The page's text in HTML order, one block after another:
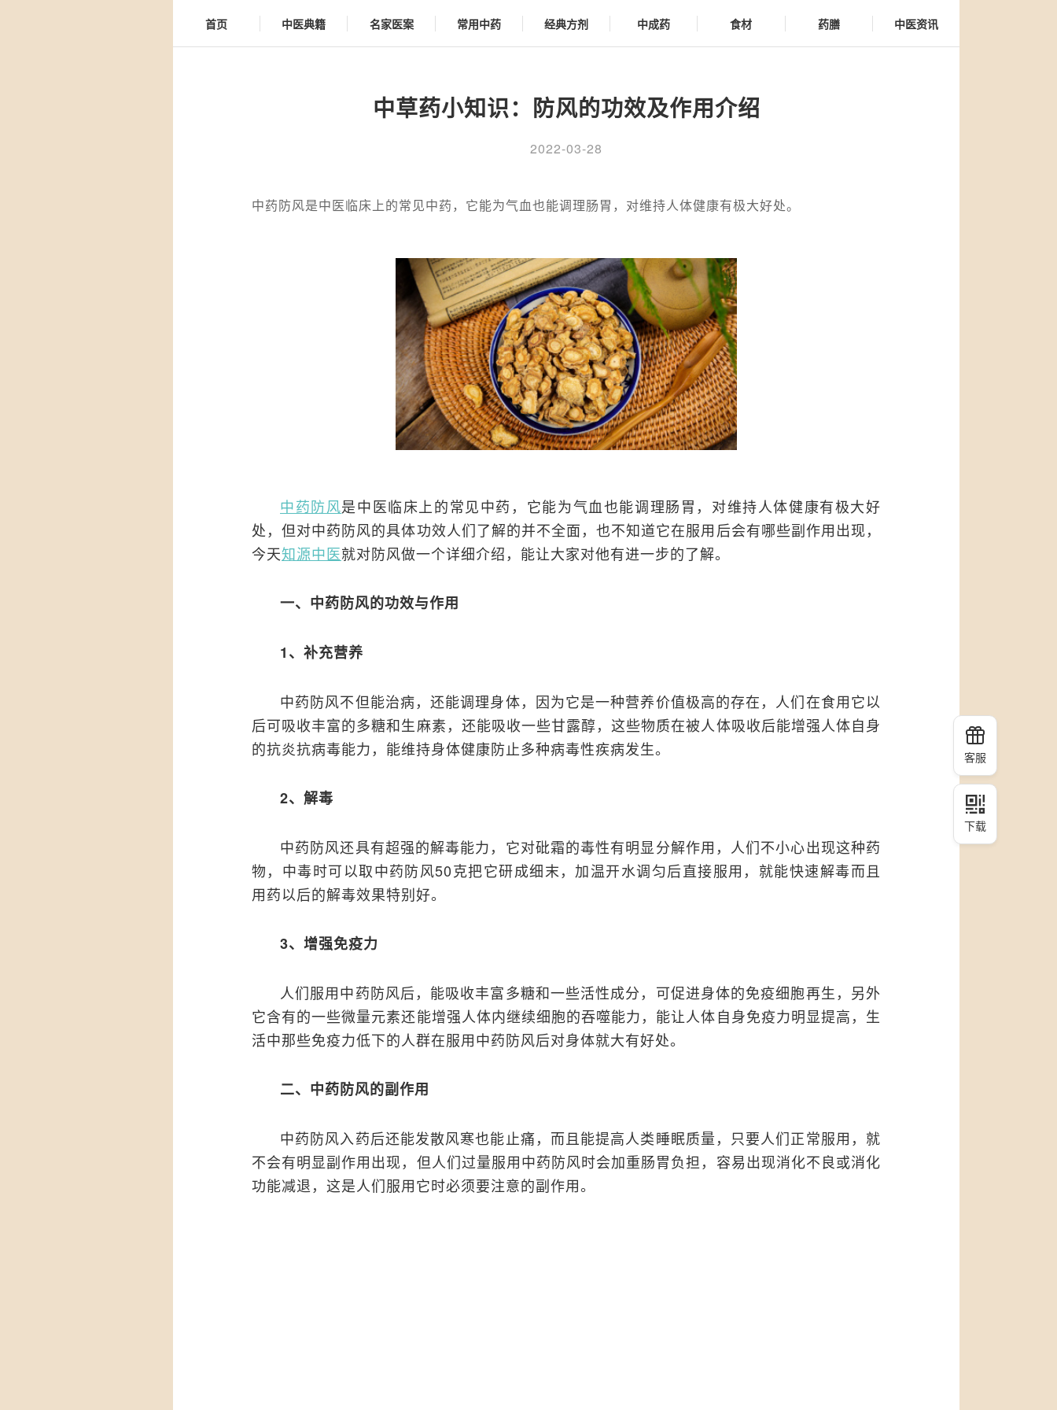
首页 中医典籍 名家医案 常用中药 经典方剂 中成药 食材 药膳 中医资讯
中草药小知识：防风的功效及作用介绍
2022-03-28
中药防风是中医临床上的常见中药，它能为气血也能调理肠胃，对维持人体健康有极大好处。
中药防风是中医临床上的常见中药，它能为气血也能调理肠胃，对维持人体健康有极大好
处，但对中药防风的具体功效人们了解的并不全面，也不知道它在服用后会有哪些副作用出现，
今天知源中医就对防风做一个详细介绍，能让大家对他有进一步的了解。
一、中药防风的功效与作用
1、补充营养
中药防风不但能治病，还能调理身体，因为它是一种营养价值极高的存在，人们在食用它以
后可吸收丰富的多糖和生麻素，还能吸收一些甘露醇，这些物质在被人体吸收后能增强人体自身
的抗炎抗病毒能力，能维持身体健康防止多种病毒性疾病发生。
2、解毒
中药防风还具有超强的解毒能力，它对砒霜的毒性有明显分解作用，人们不小心出现这种药
物，中毒时可以取中药防风50克把它研成细末，加温开水调匀后直接服用，就能快速解毒而且
用药以后的解毒效果特别好。
3、增强免疫力
人们服用中药防风后，能吸收丰富多糖和一些活性成分，可促进身体的免疫细胞再生，另外
它含有的一些微量元素还能增强人体内继续细胞的吞噬能力，能让人体自身免疫力明显提高，生
活中那些免疫力低下的人群在服用中药防风后对身体就大有好处。
二、中药防风的副作用
中药防风入药后还能发散风寒也能止痛，而且能提高人类睡眠质量，只要人们正常服用，就
不会有明显副作用出现，但人们过量服用中药防风时会加重肠胃负担，容易出现消化不良或消化
功能减退，这是人们服用它时必须要注意的副作用。
客服
下载